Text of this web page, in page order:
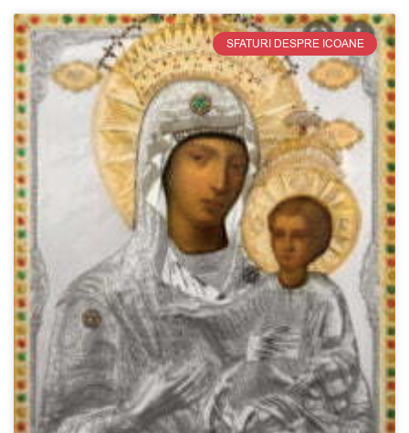
SFATURI DESPRE ICOANE